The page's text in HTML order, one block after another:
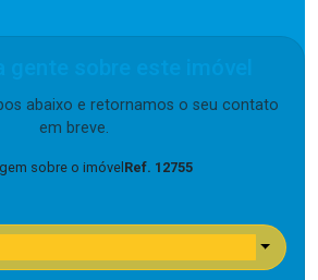
abaixo e retornamos o seu contato
em breve.
sobre o imóvel Ref. 12755